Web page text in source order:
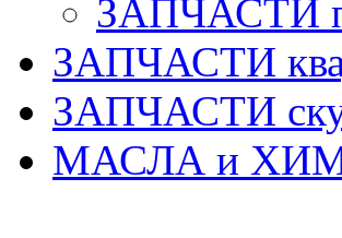
ЗАПЧАСТИ
ЗАПЧАСТИ
ЗАПЧАСТИ
МАСЛА и